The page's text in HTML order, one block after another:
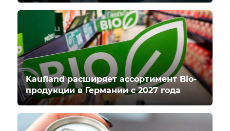
Kaufland расширяет ассортимент Bio-
продукции в Германии с 2027 года